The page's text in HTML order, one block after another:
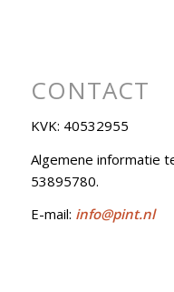
CONTACT
KVK: 40532955
Algemene informatie
53895780.
E-mail: info@pint.nl